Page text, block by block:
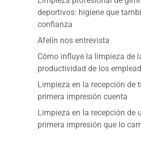
deportivos: higiene que
confianza
Afelín nos entrevista
Cómo influye la limpieza de
productividad de los
Limpieza en la recepción de
primera impresión cuenta
Limpieza en la recepción de
primera impresión que lo